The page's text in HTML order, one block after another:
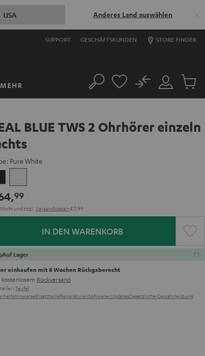
USA Anderes Land auswählen
SUPPORT GESCHÄFTSKUNDEN STORE FINDER
MEHR Suche
Mein
Konto
No
Artikel
BLUE TWS 2 Ohrhörer einzeln
Pure White
Black White
99
und zzgl. Versandkosten € 2,99
IN DEN WARENKORB
Auf Lager
einkaufen mit 8 Wochen Rückgaberecht
kostenlosem Rückversand
Teufel
ErsatzteileReparaturenSoftware-UpdatesGesetzliche Gewährleistung